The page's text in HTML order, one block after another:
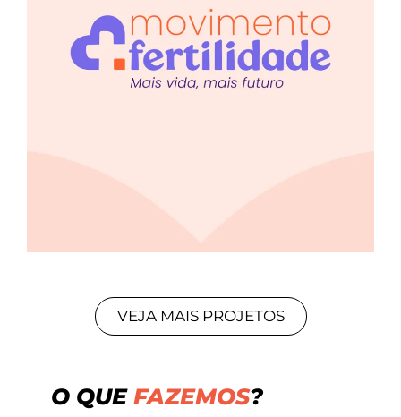
VEJA MAIS PROJETOS
O QUEFAZEMOS?